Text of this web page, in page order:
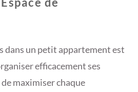
dans un petit appartement est
efficacement ses
maximiser chaque